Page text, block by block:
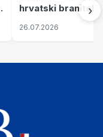
hrvatski branitelji
pronalaze mir
26.07.2026
›